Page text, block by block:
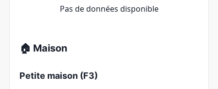
Pas de données disponible
🏠 Maison
Petite maison (F3)